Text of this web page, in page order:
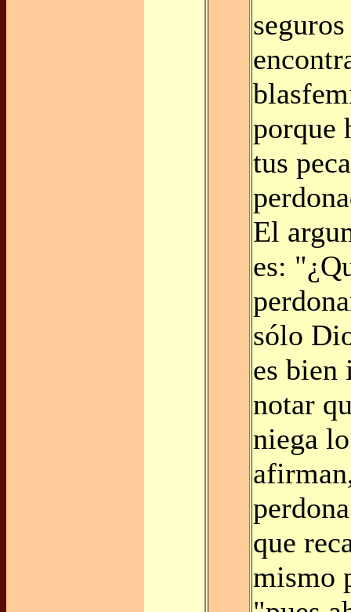
porque
tus
El
es:
sólo
es bien
notar
niega
que
mismo